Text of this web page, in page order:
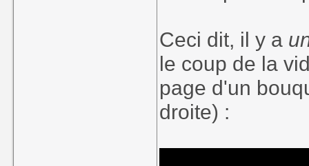
Ceci dit, il y a
le coup de la
page d'un
droite) :